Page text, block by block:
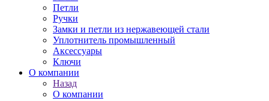
Петли
Ручки
Замки и петли из нержавеющей стали
Уплотнитель промышленный
Аксессуары
Ключи
О компании
Назад
О компании